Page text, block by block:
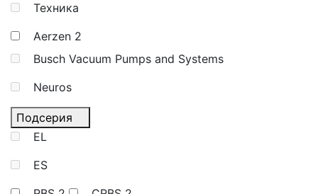
Техника
Aerzen 2
Busch Vacuum Pumps and Systems
Neuros
Подсерия
EL
ES